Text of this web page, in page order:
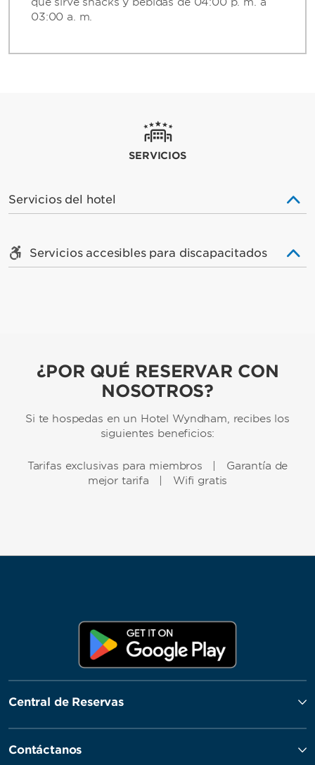
03:00 a. m.
SERVICIOS
Servicios del hotel
Servicios accesibles para discapacitados
¿POR QUÉ RESERVAR CON
NOSOTROS?
Si te hospedas en un Hotel Wyndham, recibes los
siguientes beneficios:
Tarifas exclusivas para miembros | Garantía de
mejor tarifa | Wifi gratis
Central de Reservas
Contáctanos